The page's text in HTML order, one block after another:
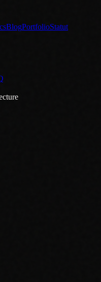
BlogPortfolioStatut